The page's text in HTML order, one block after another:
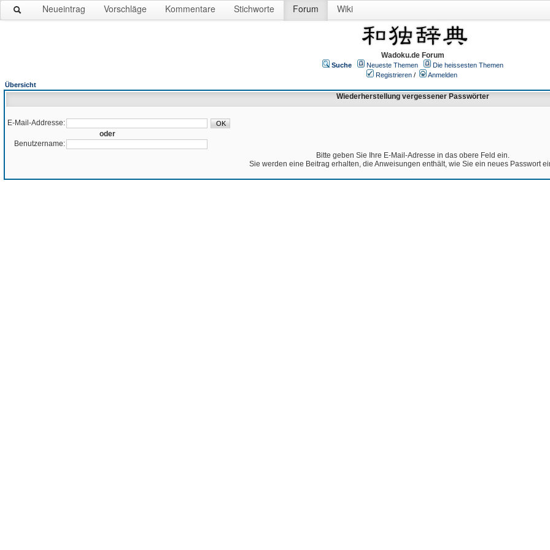
Neueintrag Vorschläge Kommentare Stichworte Forum Wiki
Wadoku.de Forum
Suche Neueste Themen
Die heissesten Themen
Registrieren /
Anmelden
Übersicht
Wiederherstellung vergessener Passwörter
E-Mail-Addresse:
oder
Benutzername:
Bitte geben Sie Ihre E-Mail-Adresse in das obere Feld ein.
Sie werden eine Beitrag erhalten, die Anweisungen enthält, wie Sie ein neues Passwort